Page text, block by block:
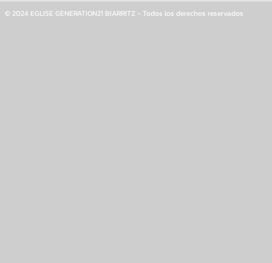
© 2024 EGLISE GENERATION21 BIARRITZ - Todos los derechos reservados